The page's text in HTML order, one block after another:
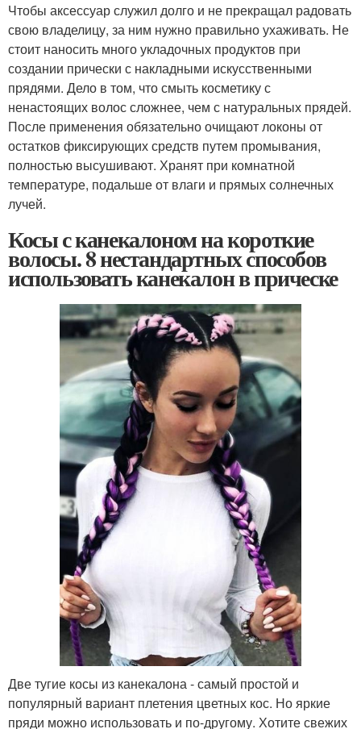
Чтобы аксессуар служил долго и не прекращал радовать
свою владелицу, за ним нужно правильно ухаживать. Не
стоит наносить много укладочных продуктов при
создании прически с накладными искусственными
прядями. Дело в том, что смыть косметику с
ненастоящих волос сложнее, чем с натуральных прядей.
После применения обязательно очищают локоны от
остатков фиксирующих средств путем промывания,
полностью высушивают. Хранят при комнатной
температуре, подальше от влаги и прямых солнечных
лучей.
Косы с канекалоном на короткие
волосы. 8 нестандартных способов
использовать канекалон в прическе
Две тугие косы из канекалона - самый простой и
популярный вариант плетения цветных кос. Но яркие
пряди можно использовать и по-другому. Хотите свежих